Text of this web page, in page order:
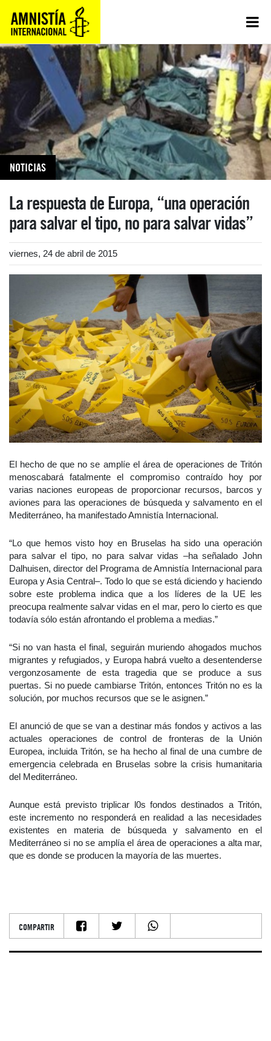
NOTICIAS
La respuesta de Europa, “una operación
para salvar el tipo, no para salvar vidas”
viernes, 24 de abril de 2015
El hecho de que no se amplíe el área de operaciones de Tritón
menoscabará fatalmente el compromiso contraído hoy por
varias naciones europeas de proporcionar recursos, barcos y
aviones para las operaciones de búsqueda y salvamento en el
Mediterráneo, ha manifestado Amnistía Internacional.
“Lo que hemos visto hoy en Bruselas ha sido una operación
para salvar el tipo, no para salvar vidas –ha señalado John
Dalhuisen, director del Programa de Amnistía Internacional para
Europa y Asia Central–. Todo lo que se está diciendo y haciendo
sobre este problema indica que a los líderes de la UE les
preocupa realmente salvar vidas en el mar, pero lo cierto es que
todavía sólo están afrontando el problema a medias.”
“Si no van hasta el final, seguirán muriendo ahogados muchos
migrantes y refugiados, y Europa habrá vuelto a desentenderse
vergonzosamente de esta tragedia que se produce a sus
puertas. Si no puede cambiarse Tritón, entonces Tritón no es la
solución, por muchos recursos que se le asignen.”
El anunció de que se van a destinar más fondos y activos a las
actuales operaciones de control de fronteras de la Unión
Europea, incluida Tritón, se ha hecho al final de una cumbre de
emergencia celebrada en Bruselas sobre la crisis humanitaria
del Mediterráneo.
Aunque está previsto triplicar l0s fondos destinados a Tritón,
este incremento no responderá en realidad a las necesidades
existentes en materia de búsqueda y salvamento en el
Mediterráneo si no se amplía el área de operaciones a alta mar,
que es donde se producen la mayoría de las muertes.
COMPARTIR